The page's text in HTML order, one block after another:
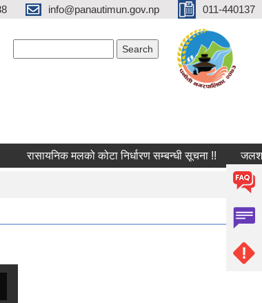
info@panautimun.gov.np 011-440137
रासायनिक मलको कोटा निर्धारण सम्बन्धी सूचना !!